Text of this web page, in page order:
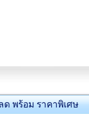
ด พร้อม ราคาพิเศษ